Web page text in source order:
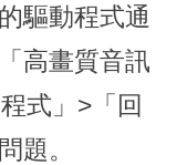
驅動程式通
高畫質音訊
式」>「回
題。